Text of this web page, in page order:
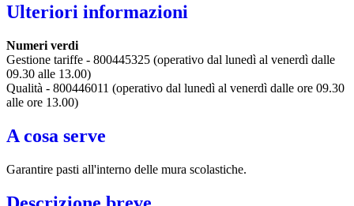
Ulteriori informazioni
Numeri verdi
Gestione tariffe - 800445325 (operativo dal lunedì al venerdì dalle
09.30 alle 13.00)
Qualità - 800446011 (operativo dal lunedì al venerdì dalle ore 09.30
alle ore 13.00)
A cosa serve
Garantire pasti all'interno delle mura scolastiche.